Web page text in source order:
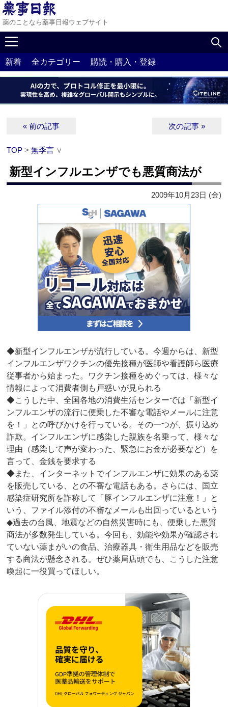
薬のことなら薬事日報ウェブサイト
新着 全カテゴリー 購読・購入・登録
« 前の記事 次の記事 »
TOP >無季言 ∨
新型インフルエンザでも悪質商法が
2009年10月23日 (金)
◆新型インフルエンザが流行している。今週からは、新型
インフルエンザワクチンの優先接種が医師や看護師ら医療
従事者から始まった。ワクチン接種をめぐっては、様々な
情報によって消費者側も戸惑いが見られる
◆こうした中、全国各地の消費生活センターでは「新型イ
ンフルエンザの流行に便乗した不審な電話やメールに注意
を！」との呼びかけを行っている。その一つが、振り込め
詐欺。インフルエンザに感染した親族を名乗って、様々な
理由（感染して声が変わった、緊急にお金が必要など）を
言って、金銭を要求する
◆また、インターネットでインフルエンザに効果のある薬
を販売している、との不審な電話もある。さらには、国立
感染症研究所を詐称して「豚インフルエンザに注意！」と
いう、ファイル添付の不審なメールも出回っているという
◆過去の台風、地震などの自然災害時にも、便乗した悪質
商法が多数発生している。今回も、効能や効果が確認され
ていない薬まがいの食品、治療器具・衛生用品などを販売
する商法が懸念される。ぜひ薬局店頭でも、こうした注意
喚起に一役買ってほしい。